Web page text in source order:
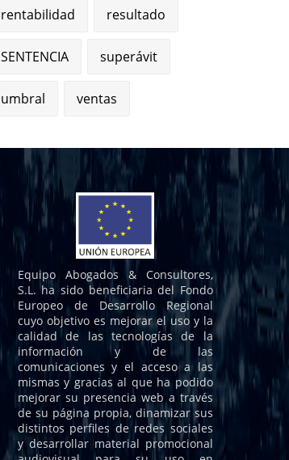
rentabilidad resultado
SENTENCIA superávit
umbral ventas
Equipo Abogados & Consultores,
S.L. ha sido beneficiaria del Fondo
Europeo de Desarrollo Regional
cuyo objetivo es mejorar el uso y la
calidad de las tecnologías de la
información y de las
comunicaciones y el acceso a las
mismas y gracias al que ha podido
mejorar su presencia web a través
de su página propia, dinamizar sus
distintos perfiles de redes sociales
y desarrollar material promocional